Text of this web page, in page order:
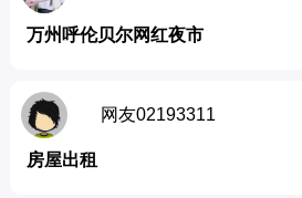
万州呼伦贝尔网红夜市
网友02193311
房屋出租